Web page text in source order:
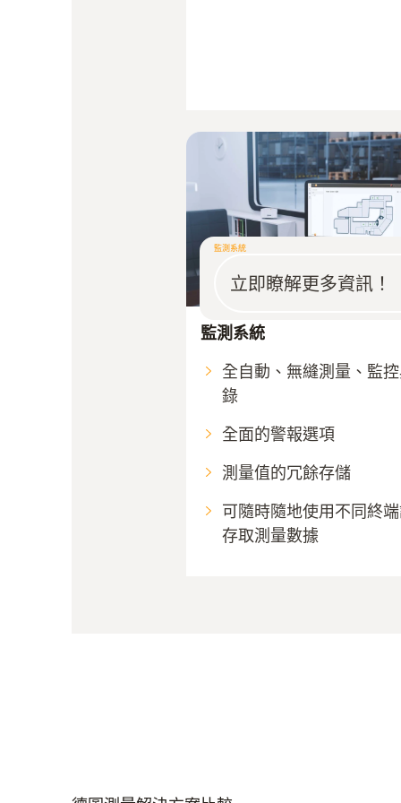
監測系統
立即瞭解更多資訊！
監測系統
全自動、無縫測量、監
錄
全面的警報選項
測量值的冗餘存儲
可隨時隨地使用不同終
存取測量數據